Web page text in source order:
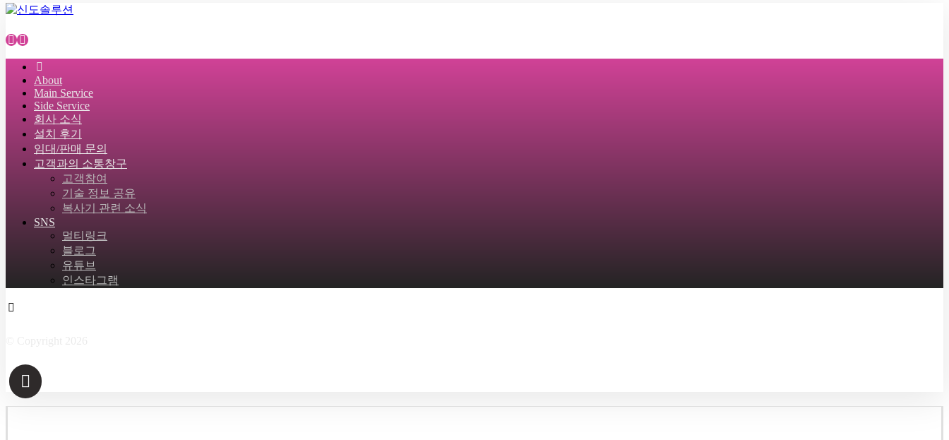
About
Main Service
Side Service
회사 소식
설치 후기
임대/판매 문의
고객과의 소통창구
고객참여
기술 정보 공유
복사기 관련 소식
SNS
멀티링크
블로그
유튜브
인스타그램